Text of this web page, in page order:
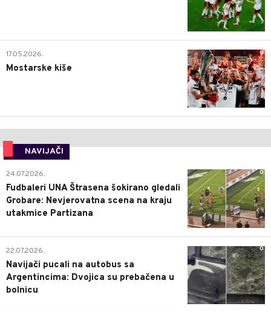
0
17.05.2026.
Mostarske kiše
NAVIJAČI
0
24.07.2026.
Fudbaleri UNA Štrasena šokirano gledali
Grobare: Nevjerovatna scena na kraju
utakmice Partizana
0
22.07.2026.
Navijači pucali na autobus sa
Argentincima: Dvojica su prebačena u
bolnicu